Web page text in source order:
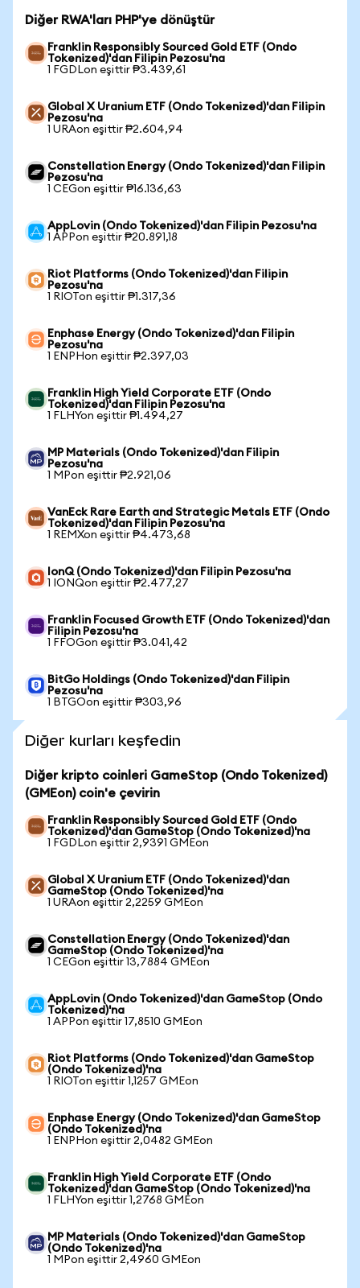
Diğer RWA'ları PHP'ye dönüştür
Franklin Responsibly Sourced Gold ETF (Ondo
Tokenized)'dan Filipin Pezosu'na
1 FGDLon eşittir ₱3.439,61
Global X Uranium ETF (Ondo Tokenized)'dan Filipin
Pezosu'na
1 URAon eşittir ₱2.604,94
Constellation Energy (Ondo Tokenized)'dan Filipin
Pezosu'na
1 CEGon eşittir ₱16.136,63
AppLovin (Ondo Tokenized)'dan Filipin Pezosu'na
1 APPon eşittir ₱20.891,18
Riot Platforms (Ondo Tokenized)'dan Filipin
Pezosu'na
1 RIOTon eşittir ₱1.317,36
Enphase Energy (Ondo Tokenized)'dan Filipin
Pezosu'na
1 ENPHon eşittir ₱2.397,03
Franklin High Yield Corporate ETF (Ondo
Tokenized)'dan Filipin Pezosu'na
1 FLHYon eşittir ₱1.494,27
MP Materials (Ondo Tokenized)'dan Filipin
Pezosu'na
1 MPon eşittir ₱2.921,06
VanEck Rare Earth and Strategic Metals ETF (Ondo
Tokenized)'dan Filipin Pezosu'na
1 REMXon eşittir ₱4.473,68
IonQ (Ondo Tokenized)'dan Filipin Pezosu'na
1 IONQon eşittir ₱2.477,27
Franklin Focused Growth ETF (Ondo Tokenized)'dan
Filipin Pezosu'na
1 FFOGon eşittir ₱3.041,42
BitGo Holdings (Ondo Tokenized)'dan Filipin
Pezosu'na
1 BTGOon eşittir ₱303,96
Diğer kurları keşfedin
Diğer kripto coinleri GameStop (Ondo Tokenized)
(GMEon) coin'e çevirin
Franklin Responsibly Sourced Gold ETF (Ondo
Tokenized)'dan GameStop (Ondo Tokenized)'na
1 FGDLon eşittir 2,9391 GMEon
Global X Uranium ETF (Ondo Tokenized)'dan
GameStop (Ondo Tokenized)'na
1 URAon eşittir 2,2259 GMEon
Constellation Energy (Ondo Tokenized)'dan
GameStop (Ondo Tokenized)'na
1 CEGon eşittir 13,7884 GMEon
AppLovin (Ondo Tokenized)'dan GameStop (Ondo
Tokenized)'na
1 APPon eşittir 17,8510 GMEon
Riot Platforms (Ondo Tokenized)'dan GameStop
(Ondo Tokenized)'na
1 RIOTon eşittir 1,1257 GMEon
Enphase Energy (Ondo Tokenized)'dan GameStop
(Ondo Tokenized)'na
1 ENPHon eşittir 2,0482 GMEon
Franklin High Yield Corporate ETF (Ondo
Tokenized)'dan GameStop (Ondo Tokenized)'na
1 FLHYon eşittir 1,2768 GMEon
MP Materials (Ondo Tokenized)'dan GameStop
(Ondo Tokenized)'na
1 MPon eşittir 2,4960 GMEon